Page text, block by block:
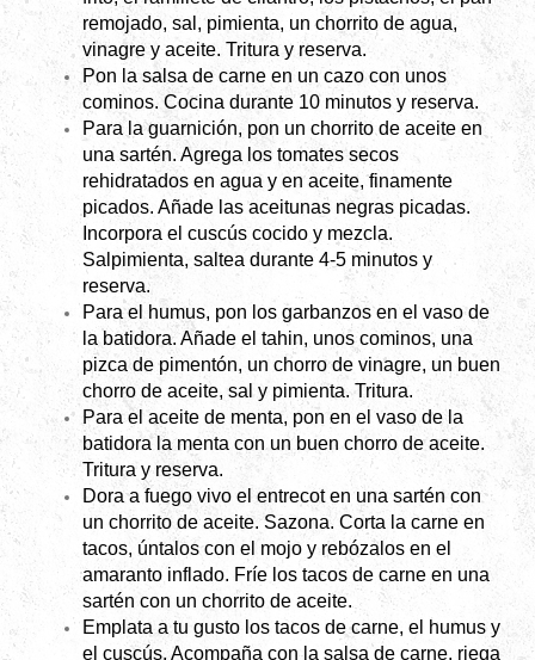
remojado, sal, pimienta, un chorrito de agua,
vinagre y aceite. Tritura y reserva.
Pon la salsa de carne en un cazo con unos
cominos. Cocina durante 10 minutos y reserva.
Para la guarnición, pon un chorrito de aceite en
una sartén. Agrega los tomates secos
rehidratados en agua y en aceite, finamente
picados. Añade las aceitunas negras picadas.
Incorpora el cuscús cocido y mezcla.
Salpimienta, saltea durante 4-5 minutos y
reserva.
Para el humus, pon los garbanzos en el vaso de
la batidora. Añade el tahin, unos cominos, una
pizca de pimentón, un chorro de vinagre, un buen
chorro de aceite, sal y pimienta. Tritura.
Para el aceite de menta, pon en el vaso de la
batidora la menta con un buen chorro de aceite.
Tritura y reserva.
Dora a fuego vivo el entrecot en una sartén con
un chorrito de aceite. Sazona. Corta la carne en
tacos, úntalos con el mojo y rebózalos en el
amaranto inflado. Fríe los tacos de carne en una
sartén con un chorrito de aceite.
Emplata a tu gusto los tacos de carne, el humus y
el cuscús. Acompaña con la salsa de carne, riega